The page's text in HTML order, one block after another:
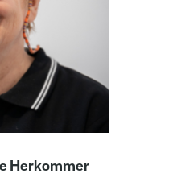
Herkommer